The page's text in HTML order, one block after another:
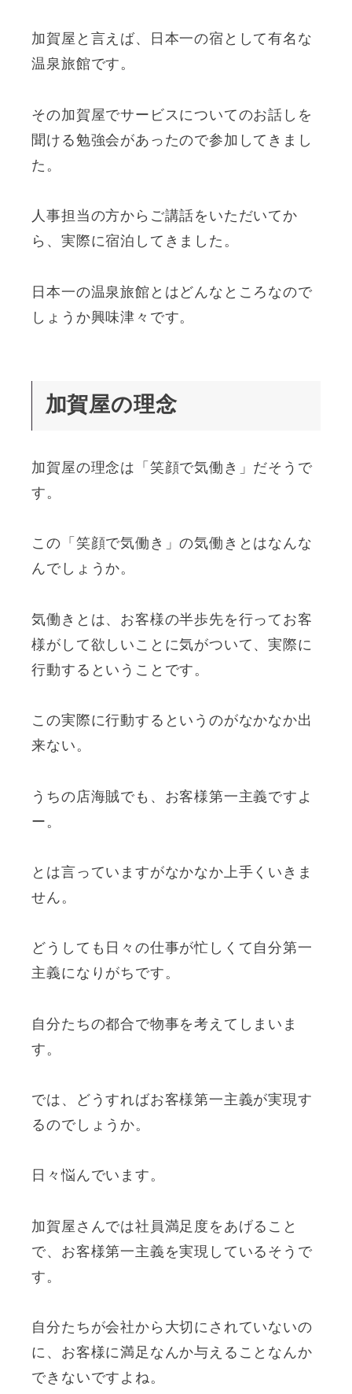
加賀屋と言えば、日本一の宿として有名な
温泉旅館です。
その加賀屋でサービスについてのお話しを
聞ける勉強会があったので参加してきまし
た。
人事担当の方からご講話をいただいてか
ら、実際に宿泊してきました。
日本一の温泉旅館とはどんなところなので
しょうか興味津々です。
加賀屋の理念
加賀屋の理念は「笑顔で気働き」だそうで
す。
この「笑顔で気働き」の気働きとはなんな
んでしょうか。
気働きとは、お客様の半歩先を行ってお客
様がして欲しいことに気がついて、実際に
行動するということです。
この実際に行動するというのがなかなか出
来ない。
うちの店海賊でも、お客様第一主義ですよ
ー。
とは言っていますがなかなか上手くいきま
せん。
どうしても日々の仕事が忙しくて自分第一
主義になりがちです。
自分たちの都合で物事を考えてしまいま
す。
では、どうすればお客様第一主義が実現す
るのでしょうか。
日々悩んでいます。
加賀屋さんでは社員満足度をあげること
で、お客様第一主義を実現しているそうで
す。
自分たちが会社から大切にされていないの
に、お客様に満足なんか与えることなんか
できないですよね。